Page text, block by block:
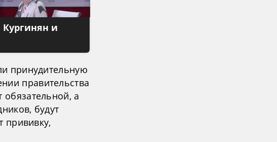
и
принудительную
правительства
обязательной, а
будут
прививку,